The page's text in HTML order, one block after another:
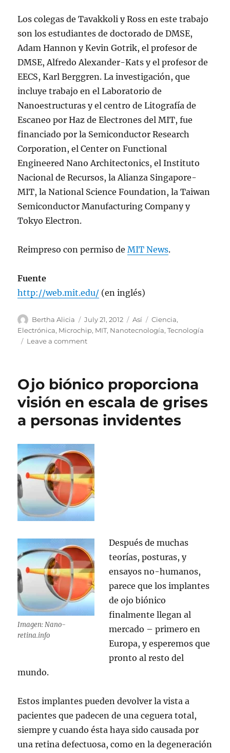
Los colegas de Tavakkoli y Ross en este trabajo
son los estudiantes de doctorado de DMSE,
Adam Hannon y Kevin Gotrik, el profesor de
DMSE, Alfredo Alexander-Kats y el profesor de
EECS, Karl Berggren. La investigación, que
incluye trabajo en el Laboratorio de
Nanoestructuras y el centro de Litografía de
Escaneo por Haz de Electrones del MIT, fue
financiado por la Semiconductor Research
Corporation, el Center on Functional
Engineered Nano Architectonics, el Instituto
Nacional de Recursos, la Alianza Singapore-
MIT, la National Science Foundation, la Taiwan
Semiconductor Manufacturing Company y
Tokyo Electron.
Reimpreso con permiso deMIT News.
Fuente
http://web.mit.edu/ (en inglés)
Author
Bertha Alicia
Posted
on
July 21, 2012 Categories
Así Tags
Ciencia,
Electrónica, Microchip, MIT, Nanotecnología,Tecnología
Leave a commenton
auto-
ensamblables
Ojo biónico proporciona
visión en escala de grises
a personas invidentes
Imagen: Nano-
retina.info
Después de muchas
teorías, posturas, y
ensayos no-humanos,
parece que los implantes
de ojo biónico
finalmente llegan al
mercado – primero en
Europa, y esperemos que
pronto al resto del
mundo.
Estos implantes pueden devolver la vista a
pacientes que padecen de una ceguera total,
siempre y cuando ésta haya sido causada por
una retina defectuosa, como en la degeneración